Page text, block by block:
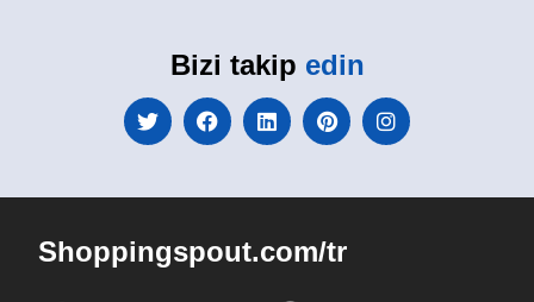
Bizi takip edin
Shoppingspout.com/tr